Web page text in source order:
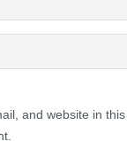
and website in